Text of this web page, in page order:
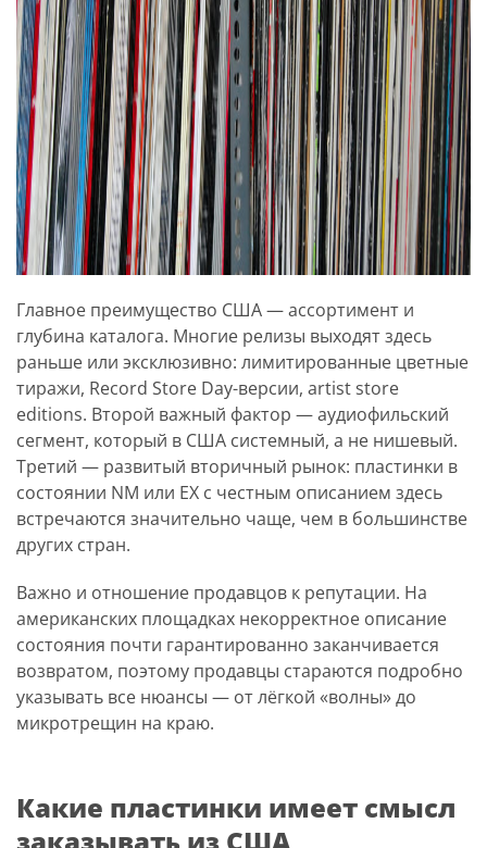
Главное преимущество США — ассортимент и
глубина каталога. Многие релизы выходят здесь
раньше или эксклюзивно: лимитированные цветные
тиражи, Record Store Day-версии, artist store
editions. Второй важный фактор — аудиофильский
сегмент, который в США системный, а не нишевый.
Третий — развитый вторичный рынок: пластинки в
состоянии NM или EX с честным описанием здесь
встречаются значительно чаще, чем в большинстве
других стран.
Важно и отношение продавцов к репутации. На
американских площадках некорректное описание
состояния почти гарантированно заканчивается
возвратом, поэтому продавцы стараются подробно
указывать все нюансы — от лёгкой «волны» до
микротрещин на краю.
Какие пластинки имеет смысл
заказывать из США